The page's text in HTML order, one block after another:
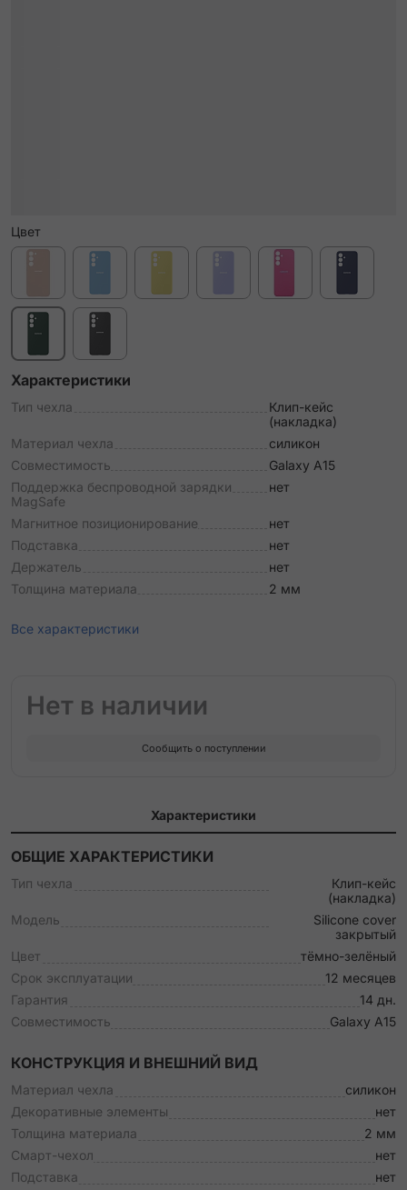
Цвет
Характеристики
Тип чехла
Клип-кейс
(накладка)
Материал чехла
силикон
Совместимость
Galaxy A15
Поддержка беспроводной зарядки
MagSafe
нет
Магнитное позиционирование
нет
Подставка
нет
Держатель
нет
Толщина материала
2 мм
Все характеристики
Нет в наличии
Сообщить о поступлении
Характеристики
ОБЩИЕ ХАРАКТЕРИСТИКИ
Тип чехла
Клип-кейс
(накладка)
Модель
Silicone cover
закрытый
Цвет
тёмно-зелёный
Срок эксплуатации
12 месяцев
Гарантия
14 дн.
Совместимость
Galaxy A15
КОНСТРУКЦИЯ И ВНЕШНИЙ ВИД
Материал чехла
силикон
Декоративные элементы
нет
Толщина материала
2 мм
Смарт-чехол
нет
Подставка
нет